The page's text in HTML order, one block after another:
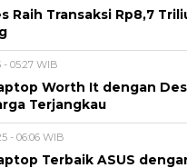
Raih Transaksi Rp8,7
- 05:27 WIB
Worth It dengan
Terjangkau
- 06:06 WIB
Terbaik ASUS